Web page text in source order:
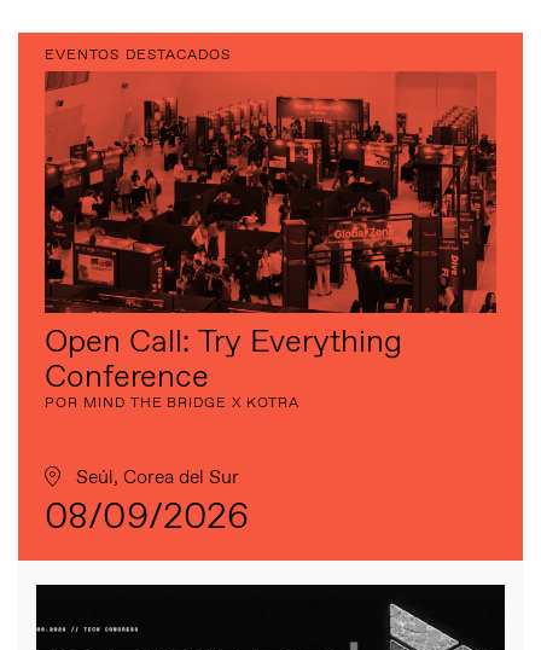
EVENTOS DESTACADOS
Open Call: Try Everything
Conference
POR MIND THE BRIDGE X KOTRA
Seúl, Corea del Sur
08/09/2026